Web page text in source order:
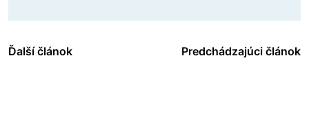
Ďalší článok Predchádzajúci článok